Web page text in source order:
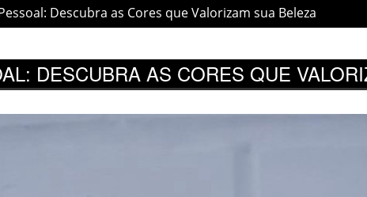
Descubra as Cores que Valorizam sua Beleza
DESCUBRA AS CORES QUE